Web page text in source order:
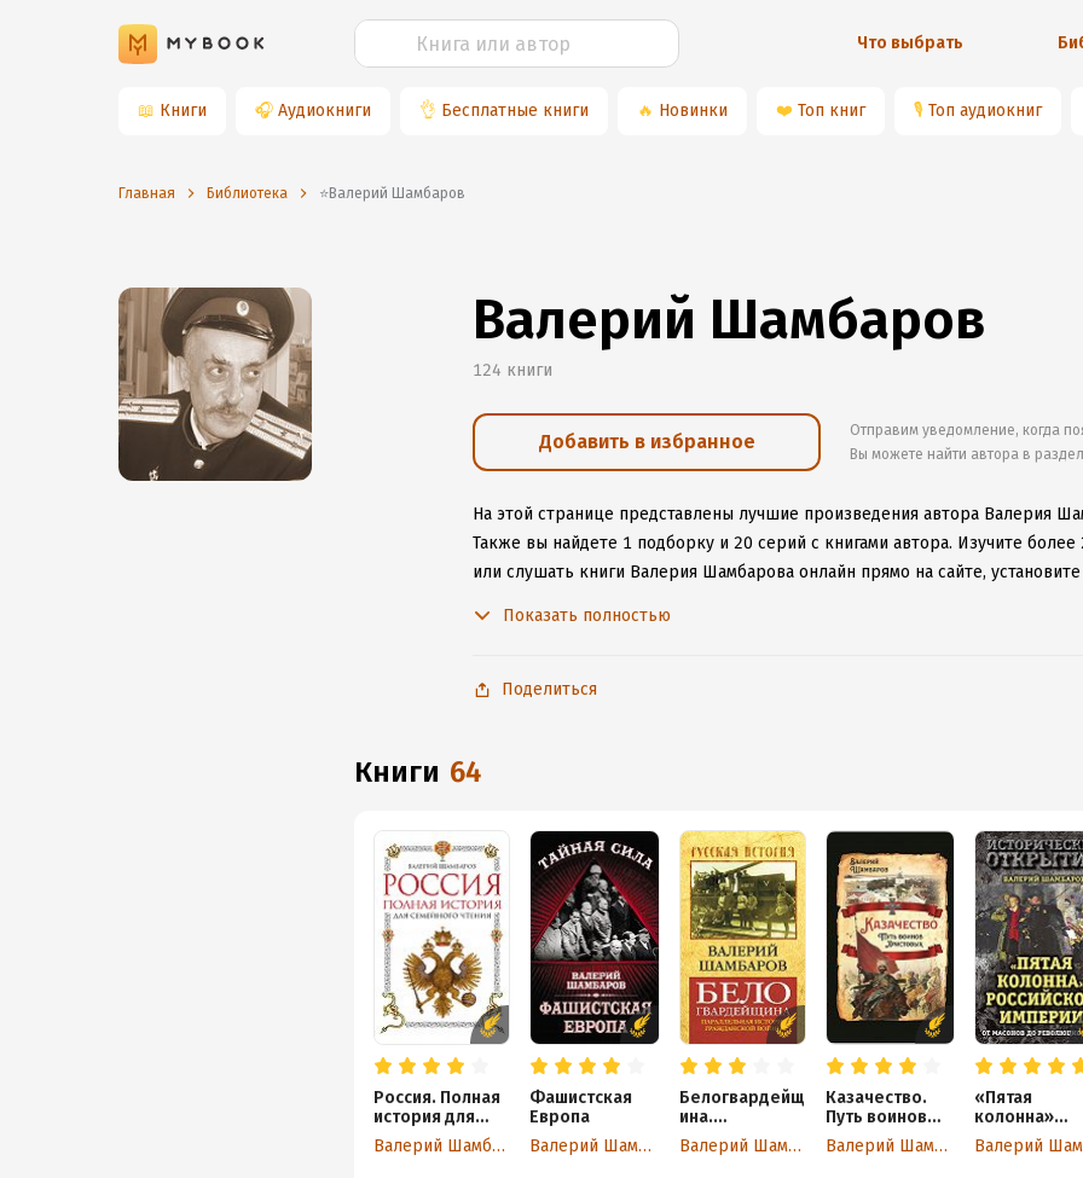
Что выбрать
📖 Книги 🎧 Аудиокниги 👌 Бесплатные книги 🔥 Новинки ❤️ Топ книг 🎙 Топ аудиокниг
Главная Библиотека ⭐️Валерий Шамбаров
Валерий Шамбаров
124 книги
Добавить в избранное
Отправим уведомление, когда
Вы можете найти автора в
На этой странице представлены лучшие произведения автора Валерия
Также вы найдете 1 подборку и 20 серий с книгами автора. Изучите более
или слушать книги Валерия Шамбарова онлайн прямо на сайте,
Показать полностью
Поделиться
книги 64
Россия. Полная
история для
семейного
чтения
Валерий Шамбаров
Фашистская
Европа
Валерий Шамбаров
Белогвардейщ
ина.
Параллельная
история
Валерий Шамбаров
Казачество.
Путь воинов
Христовых
Валерий Шамбаров
«Пятая
колонна»
Российской
империи. От